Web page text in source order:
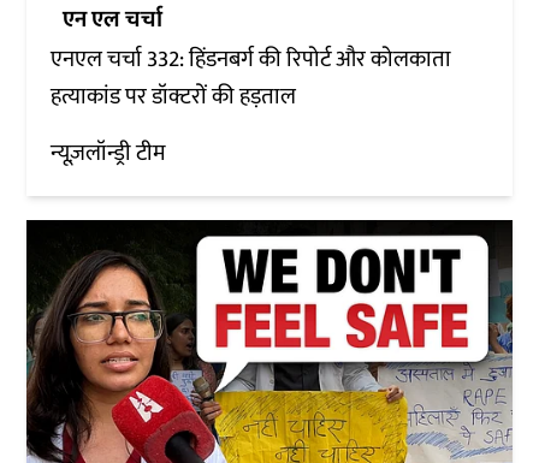
एन एल चर्चा
एनएल चर्चा 332: हिंडनबर्ग की रिपोर्ट और कोलकाता
हत्याकांड पर डॉक्टरों की हड़ताल
न्यूज़लॉन्ड्री टीम